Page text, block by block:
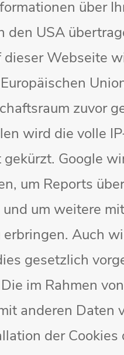
über
den USA
Webseite
zuvor
wird die volle
Google
um Reports
um weitere
Auch
gesetzlich
im Rahmen
anderen Daten
der